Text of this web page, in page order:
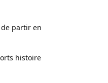
partir en
histoire